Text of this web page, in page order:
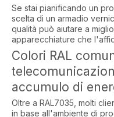
Se stai pianificando un
scelta di un armadio
qualità può aiutare a
apparecchiature che
Colori RAL
accumulo di
Oltre a RAL7035, molti
in base all'ambiente di